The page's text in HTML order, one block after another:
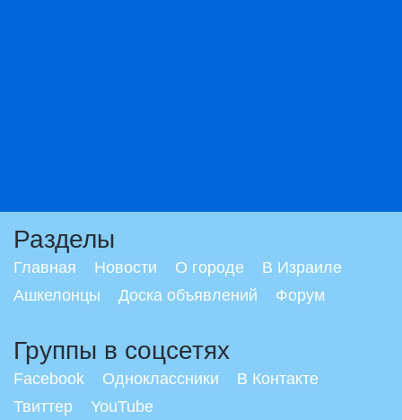
Разделы
Главная Новости О городе
В Израиле
Ашкелонцы
Доска объявлений Форум
Группы в соцсетях
Facebook Одноклассники
В Контакте
Твиттер
YouTube